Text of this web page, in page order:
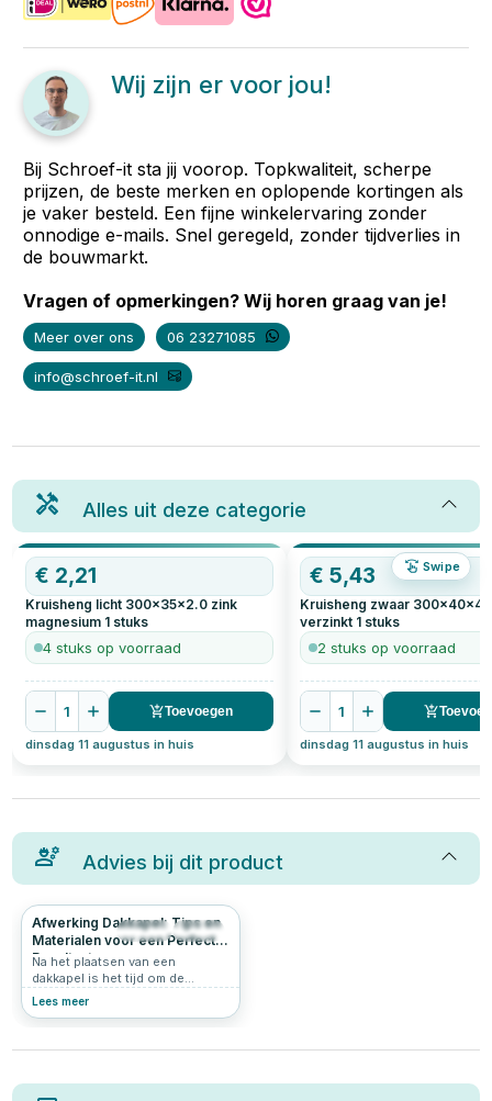
Wij zijn er voor jou!
Bij Schroef-it sta jij voorop. Topkwaliteit, scherpe
prijzen, de beste merken en oplopende kortingen als
je vaker besteld. Een fijne winkelervaring zonder
onnodige e-mails. Snel geregeld, zonder tijdverlies in
de bouwmarkt.
Vragen of opmerkingen? Wij horen graag van je!
Meer over ons 06 23271085
info@schroef-it.nl
Alles uit deze categorie
Swipe
€ 2,21
Kruisheng licht 300x35x2.0 zink
magnesium 1 stuks
4 stuks op voorraad
1 Toevoegen
dinsdag 11 augustus in huis
€5,43
Kruisheng zwaar
verzinkt 1 stuks
2 stuks op voorraad
1
dinsdag 11 augustus in huis
Advies bij dit product
564 4.8
Afwerking Dakkapel: Tips en
Materialen voor een Perfect
Resultaat
Na het plaatsen van een
dakkapel is het tijd om de
afwerking aan te pakken. Een
Lees meer